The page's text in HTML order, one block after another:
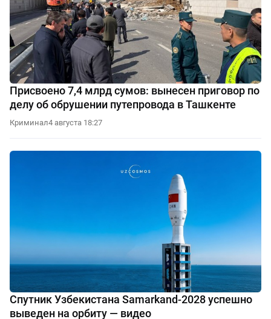
Присвоено 7,4 млрд сумов: вынесен приговор по
делу об обрушении путепровода в Ташкенте
Криминал4 августа 18:27
Спутник Узбекистана Samarkand-2028 успешно
выведен на орбиту — видео